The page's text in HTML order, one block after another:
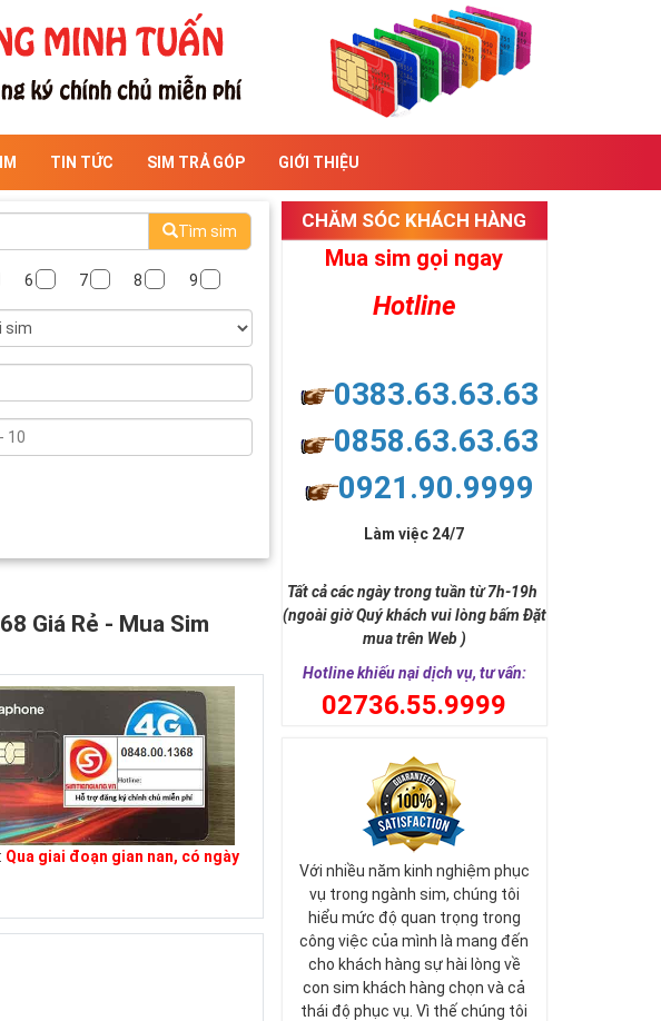
TIN TỨC SIM TRẢ GÓP GIỚI THIỆU
Tìm sim
6 7 8 9
Giá Rẻ - Mua Sim
Qua giai đoạn gian nan, có ngày
CHĂM SÓC KHÁCH HÀNG
Mua sim gọi ngay
Hotline
0383.63.63.63
0858.63.63.63
0921.90.9999
Làm việc 24/7
Tất cả các ngày trong tuần từ 7h-19h
(ngoài giờ Quý khách vui lòng bấm Đặt
mua trên Web )
Hotline khiếu nại dịch vụ, tư vấn:
02736.55.9999
Với nhiều năm kinh nghiệm phục
vụ trong ngành sim, chúng tôi
hiểu mức độ quan trọng trong
công việc của mình là mang đến
cho khách hàng sự hài lòng về
con sim khách hàng chọn và cả
thái độ phục vụ. Vì thế chúng tôi